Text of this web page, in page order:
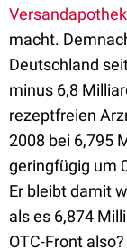
macht.
Deutschland
minus 6,8
rezeptfreien
2008 bei 6,795
geringfügig um
Er bleibt damit
als es 6,874
OTC-Front also?